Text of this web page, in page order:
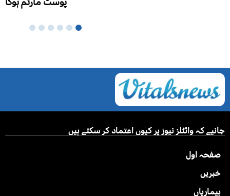
جانیے کہ وائٹلز نیوز پر کیوں اعتماد کر سکتے ہیں
صفحہ اول
خبریں
بیماریاں